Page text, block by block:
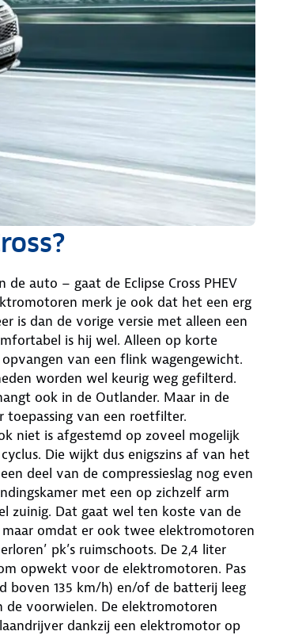
auto – gaat de Eclipse Cross PHEV
merk je ook dat het een erg
is dan de vorige versie met alleen een
is hij wel. Alleen op korte
van een flink wagengewicht.
worden wel keurig weg gefilterd.
ook in de Outlander. Maar in de
toepassing van een roetfilter.
niet is afgestemd op zoveel mogelijk
Die wijkt dus enigszins af van het
deel van de compressieslag nog even
met een op zichzelf arm
zuinig. Dat gaat wel ten koste van de
omdat er ook twee elektromotoren
pk’s ruimschoots. De 2,4 liter
opwekt voor de elektromotoren. Pas
boven 135 km/h) en/of de batterij leeg
voorwielen. De elektromotoren
dankzij een elektromotor op